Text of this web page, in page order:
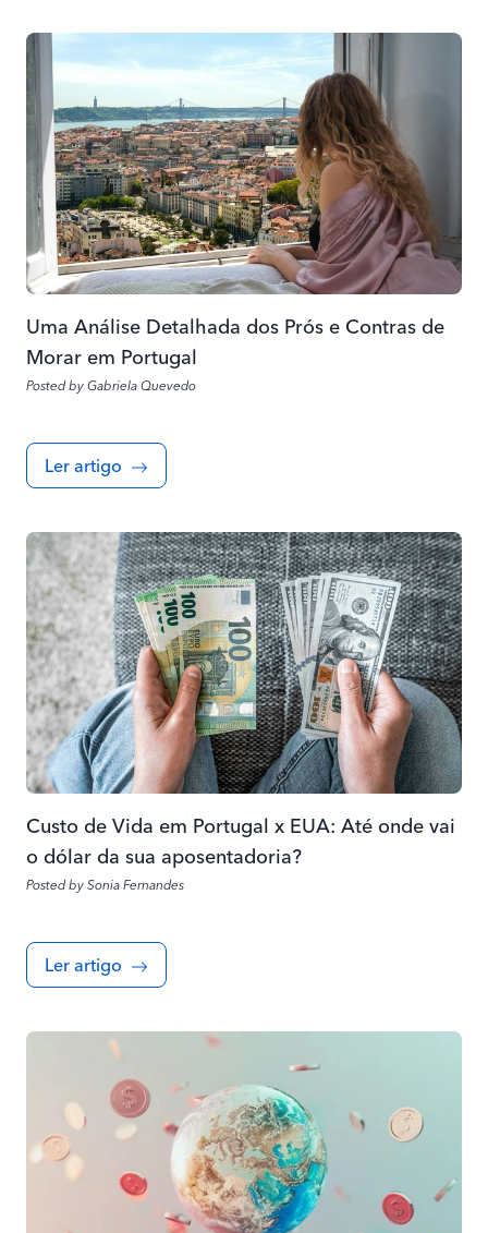
Uma Análise Detalhada dos Prós e Contras de
Morar em Portugal
Posted by Gabriela Quevedo
Ler artigo
Custo de Vida em Portugal x EUA: Até onde vai
o dólar da sua aposentadoria?
Posted by Sonia Fernandes
Ler artigo